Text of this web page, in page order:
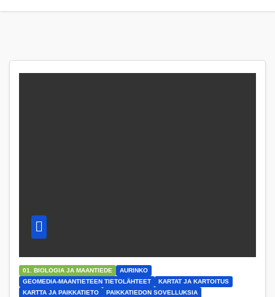
01. BIOLOGIA JA MAANTIEDE
AURINKO
GEOMEDIA-MAANTIETEEN TIETOLÄHTEET
KARTAT JA KARTOITUS
KARTTA JA PAIKKATIETO
PAIKKATIEDON SOVELLUKSIA